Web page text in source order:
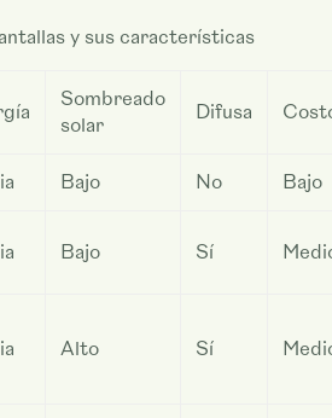
y sus características
Sombreado
solar
Difusa
Bajo No Bajo
Bajo Sí
Alto Sí